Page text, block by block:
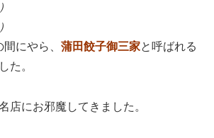
にやら、 蒲田餃子御三家と呼ばれる
た。
店にお邪魔してきました。